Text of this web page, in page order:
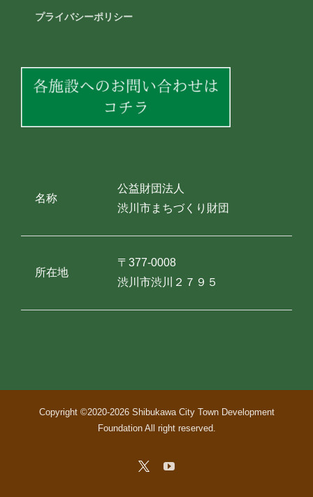
プライバシーポリシー
名称
公益財団法人
渋川市まちづくり財団
所在地
〒377-0008
渋川市渋川２７９５
Copyright ©2020-2026 Shibukawa City Town Development
Foundation All right reserved.
CustomYouTube